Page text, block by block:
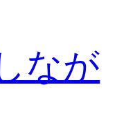
なが